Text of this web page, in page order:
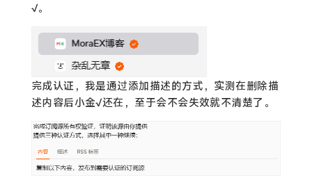
√。
完成认证，我是通过添加描述的方式，实测在删除描
述内容后小金√还在，至于会不会失效就不清楚了。